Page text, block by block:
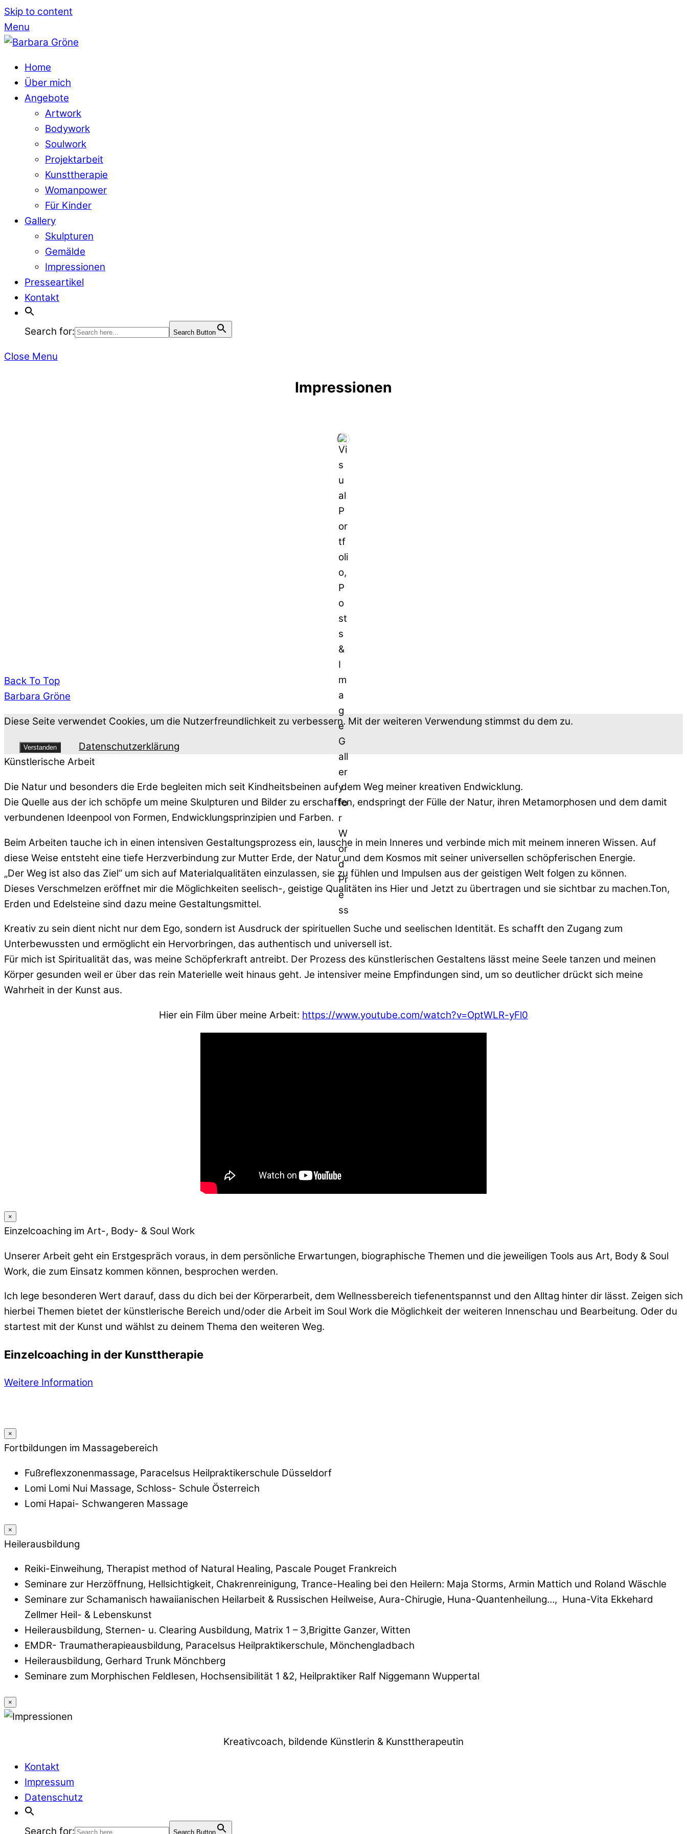
Skip to content
Menu
Home
Über mich
Angebote
Artwork
Bodywork
Soulwork
Projektarbeit
Kunsttherapie
Womanpower
Für Kinder
Gallery
Skulpturen
Gemälde
Impressionen
Presseartikel
Kontakt
Search for: Search Button
Close Menu
Impressionen
Back To Top
Barbara Gröne
Diese Seite verwendet Cookies, um die Nutzerfreundlichkeit zu verbessern. Mit der weiteren Verwendung stimmst du dem zu.
Verstanden
Datenschutzerklärung
Künstlerische Arbeit
Die Natur und besonders die Erde begleiten mich seit Kindheitsbeinen auf dem Weg meiner kreativen Endwicklung.
Die Quelle aus der ich schöpfe um meine Skulpturen und Bilder zu erschaffen, endspringt der Fülle der Natur, ihren Metamorphosen und dem damit
verbundenen Ideenpool von Formen, Endwicklungsprinzipien und Farben.
Beim Arbeiten tauche ich in einen intensiven Gestaltungsprozess ein, lausche in mein Inneres und verbinde mich mit meinem inneren Wissen. Auf
diese Weise entsteht eine tiefe Herzverbindung zur Mutter Erde, der Natur und dem Kosmos mit seiner universellen schöpferischen Energie.
„Der Weg ist also das Ziel“ um sich auf Materialqualitäten einzulassen, sie zu fühlen und Impulsen aus der geistigen Welt folgen zu können.
Dieses Verschmelzen eröffnet mir die Möglichkeiten seelisch-, geistige Qualitäten ins Hier und Jetzt zu übertragen und sie sichtbar zu machen.Ton,
Erden und Edelsteine sind dazu meine Gestaltungsmittel.
Kreativ zu sein dient nicht nur dem Ego, sondern ist Ausdruck der spirituellen Suche und seelischen Identität. Es schafft den Zugang zum
Unterbewussten und ermöglicht ein Hervorbringen, das authentisch und universell ist.
Für mich ist Spiritualität das, was meine Schöpferkraft antreibt. Der Prozess des künstlerischen Gestaltens lässt meine Seele tanzen und meinen
Körper gesunden weil er über das rein Materielle weit hinaus geht. Je intensiver meine Empfindungen sind, um so deutlicher drückt sich meine
Wahrheit in der Kunst aus.
Hier ein Film über meine Arbeit: https://www.youtube.com/watch?v=OptWLR-yFl0
×
Einzelcoaching im Art-, Body- & Soul Work
Unserer Arbeit geht ein Erstgespräch voraus, in dem persönliche Erwartungen, biographische Themen und die jeweiligen Tools aus Art, Body & Soul
Work, die zum Einsatz kommen können, besprochen werden.
Ich lege besonderen Wert darauf, dass du dich bei der Körperarbeit, dem Wellnessbereich tiefenentspannst und den Alltag hinter dir lässt. Zeigen sich
hierbei Themen bietet der künstlerische Bereich und/oder die Arbeit im Soul Work die Möglichkeit der weiteren Innenschau und Bearbeitung. Oder du
startest mit der Kunst und wählst zu deinem Thema den weiteren Weg.
Einzelcoaching in der Kunsttherapie
Weitere Information
×
Fortbildungen im Massagebereich
Fußreflexzonenmassage, Paracelsus Heilpraktikerschule Düsseldorf
Lomi Lomi Nui Massage, Schloss- Schule Österreich
Lomi Hapai- Schwangeren Massage
×
Heilerausbildung
Reiki-Einweihung, Therapist method of Natural Healing, Pascale Pouget Frankreich
Seminare zur Herzöffnung, Hellsichtigkeit, Chakrenreinigung, Trance-Healing bei den Heilern: Maja Storms, Armin Mattich und Roland Wäschle
Seminare zur Schamanisch hawaiianischen Heilarbeit & Russischen Heilweise, Aura-Chirugie, Huna-Quantenheilung…, Huna-Vita Ekkehard
Zellmer Heil- & Lebenskunst
Heilerausbildung, Sternen- u. Clearing Ausbildung, Matrix 1 – 3,Brigitte Ganzer, Witten
EMDR- Traumatherapieausbildung, Paracelsus Heilpraktikerschule, Mönchengladbach
Heilerausbildung, Gerhard Trunk Mönchberg
Seminare zum Morphischen Feldlesen, Hochsensibilität 1 &2, Heilpraktiker Ralf Niggemann Wuppertal
×
Kreativcoach, bildende Künstlerin & Kunsttherapeutin
Kontakt
Impressum
Datenschutz
Search for: Search Button